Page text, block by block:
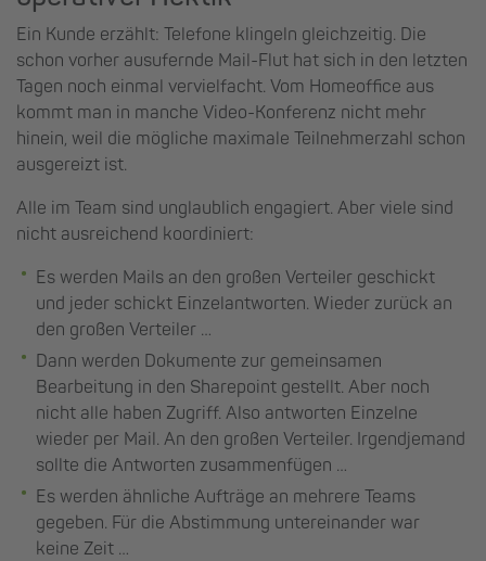
Ein Kunde erzählt: Telefone klingeln gleichzeitig. Die
schon vorher ausufernde Mail-Flut hat sich in den letzten
Tagen noch einmal vervielfacht. Vom Homeoffice aus
kommt man in manche Video-Konferenz nicht mehr
hinein, weil die mögliche maximale Teilnehmerzahl schon
ausgereizt ist.
Alle im Team sind unglaublich engagiert. Aber viele sind
nicht ausreichend koordiniert:
Es werden Mails an den großen Verteiler geschickt
und jeder schickt Einzelantworten. Wieder zurück an
den großen Verteiler …
Dann werden Dokumente zur gemeinsamen
Bearbeitung in den Sharepoint gestellt. Aber noch
nicht alle haben Zugriff. Also antworten Einzelne
wieder per Mail. An den großen Verteiler. Irgendjemand
sollte die Antworten zusammenfügen …
Es werden ähnliche Aufträge an mehrere Teams
gegeben. Für die Abstimmung untereinander war
keine Zeit …